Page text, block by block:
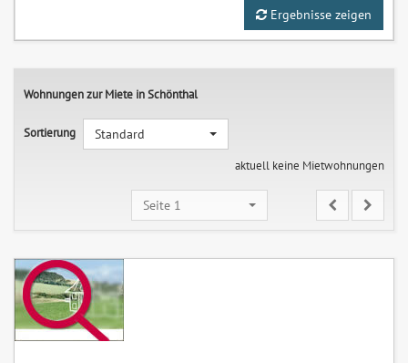
Ergebnisse zeigen
Wohnungen zur Miete in Schönthal
Sortierung
Standard
aktuell keine Mietwohnungen
Seite 1